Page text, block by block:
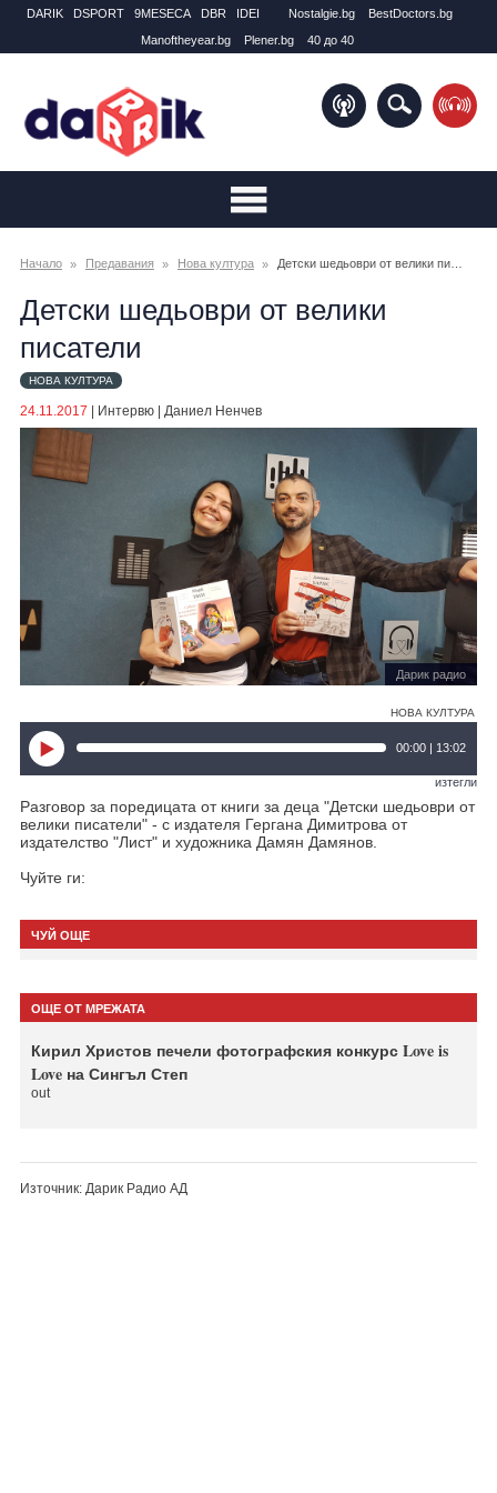
DARIK DSPORT 9MESECA DBR IDEI Nostalgie.bg
BestDoctors.bg
Manоftheyear.bg
Plener.bg 40 до 40
Детски шедьоври от велики
писатели
Начало Предавания Нова култура Детски шедьоври от велики писатели
НОВА КУЛТУРА
24.11.2017 | Интервю| Даниел Ненчев
Дарик радио
НОВА КУЛТУРА
00:00 | 13:02
изтегли
Разговор за поредицата от книги за деца "Детски шедьоври от
велики писатели" - с издателя Гергана Димитрова от
издателство "Лист" и художника Дамян Дамянов.
Чуйте ги:
ЧУЙ ОЩЕ
ОЩЕ ОТ МРЕЖАТА
Кирил Христов печели фотографския конкурс Love is
Love на Сингъл Степ
out
Източник: Дарик Радио АД